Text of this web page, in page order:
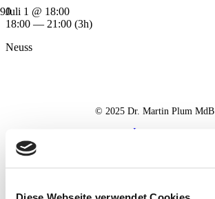
Diese Webseite verwendet Cookies
Juli 1 @ 18:00
18:00 — 21:00 (3h)
Neuss
© 2025 Dr. Martin Plum MdB
Impressum